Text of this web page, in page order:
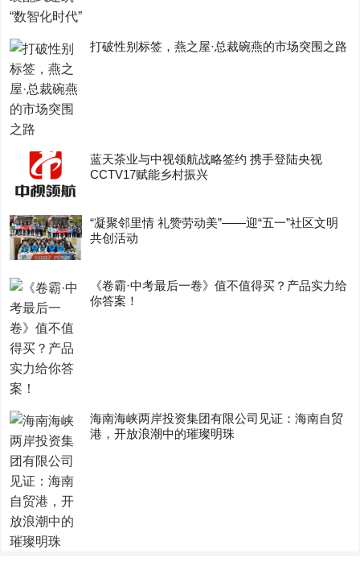
打破性别标签，燕之屋·总裁碗燕的市场突围之路
蓝天茶业与中视领航战略签约 携手登陆央视
CCTV17赋能乡村振兴
“凝聚邻里情 礼赞劳动美”——迎“五一”社区文明
共创活动
《卷霸·中考最后一卷》值不值得买？产品实力给
你答案！
海南海峡两岸投资集团有限公司见证：海南自贸
港，开放浪潮中的璀璨明珠